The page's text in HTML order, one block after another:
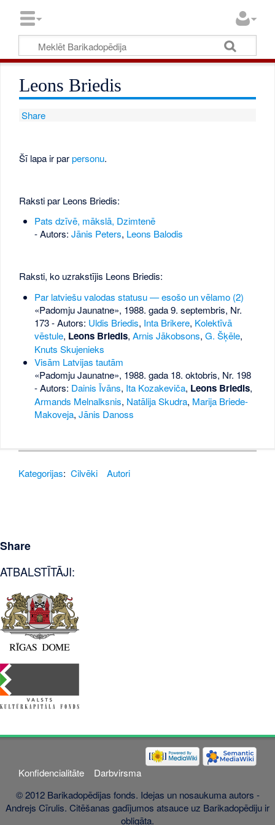
Leons Briedis
Share
Šī lapa ir parpersonu.
Raksti par Leons Briedis:
Pats dzīvē, mākslā, Dzimtenē
- Autors: Jānis Peters, Leons Balodis
Raksti, ko uzrakstījis Leons Briedis:
Par latviešu valodas statusu — esošo un vēlamo (2)
«Padomju Jaunatne», 1988. gada 9. septembris, Nr.
173- Autors: Uldis Briedis, Inta Brikere, Kolektīvā
vēstule, Leons Briedis, Arnis Jākobsons, G. Šķēle,
Knuts Skujenieks
Visām Latvijas tautām
«Padomju Jaunatne», 1988. gada 18. oktobris, Nr. 198
- Autors: Dainis Īvāns, Ita Kozakeviča, Leons Briedis,
Armands Melnalksnis, Natālija Skudra, Marija Briede-
Makoveja, Jānis Danoss
Kategorijas: Cilvēki Autori
Share
ATBALSTĪTĀJI:
Konfidencialitāte
Darbvirsma
© 2012 Barikadopēdijas fonds. Idejas un nosaukuma autors -
Andrejs Cīrulis. Citēšanas gadījumos atsauce uz Barikadopēdiju ir
obligāta.